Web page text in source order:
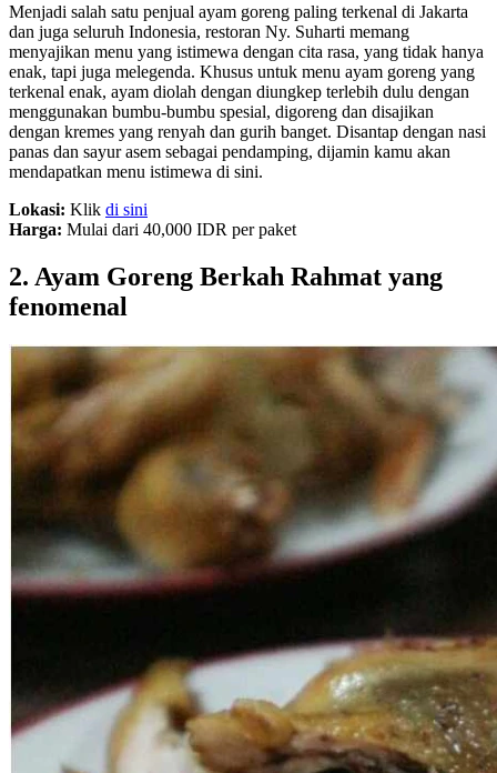
Menjadi salah satu penjual ayam goreng paling terkenal di Jakarta
dan juga seluruh Indonesia, restoran Ny. Suharti memang
menyajikan menu yang istimewa dengan cita rasa, yang tidak hanya
enak, tapi juga melegenda. Khusus untuk menu ayam goreng yang
terkenal enak, ayam diolah dengan diungkep terlebih dulu dengan
menggunakan bumbu-bumbu spesial, digoreng dan disajikan
dengan kremes yang renyah dan gurih banget. Disantap dengan nasi
panas dan sayur asem sebagai pendamping, dijamin kamu akan
mendapatkan menu istimewa di sini.
Lokasi: Klik di sini
Harga: Mulai dari 40,000 IDR per paket
2. Ayam Goreng Berkah Rahmat yang
fenomenal